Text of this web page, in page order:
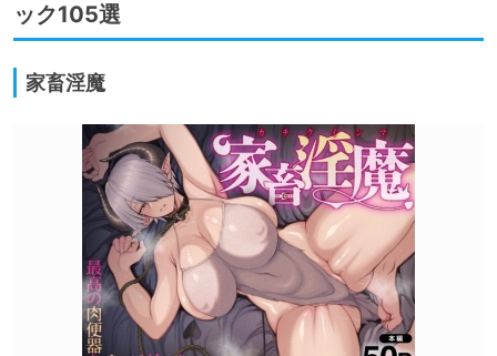
ック105選
家畜淫魔